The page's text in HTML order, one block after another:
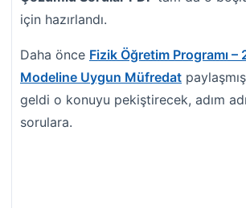
için hazırlandı.
Daha önce Fizik Öğretim Programı
Modeline Uygun Müfredat
geldi o konuyu pekiştirecek, adım
sorulara.